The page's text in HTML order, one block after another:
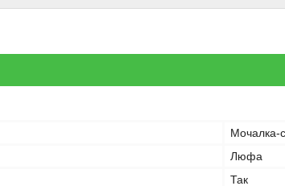
Мочалка-
Люфа
Так